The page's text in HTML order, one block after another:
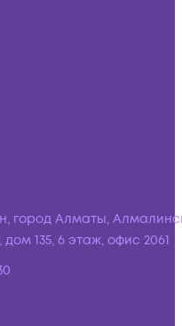
город Алматы,
135, 6 этаж, офис 2061